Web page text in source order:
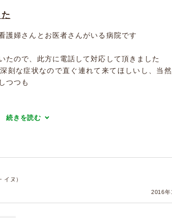
護婦さんとお医者さんがいる病院です
たので、此方に電話して対応して頂きました
刻な症状なので直ぐ連れて来てほしいし、当
つつも
続きを読む
イヌ）
2016年